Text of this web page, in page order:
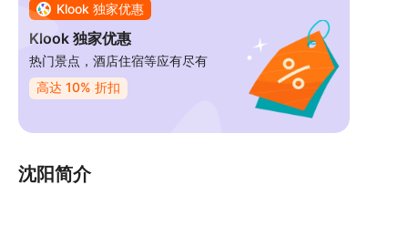
Klook 独家优惠
Klook 独家优惠
热门景点，酒店住宿等应有尽有
高达 10% 折扣
沈阳简介